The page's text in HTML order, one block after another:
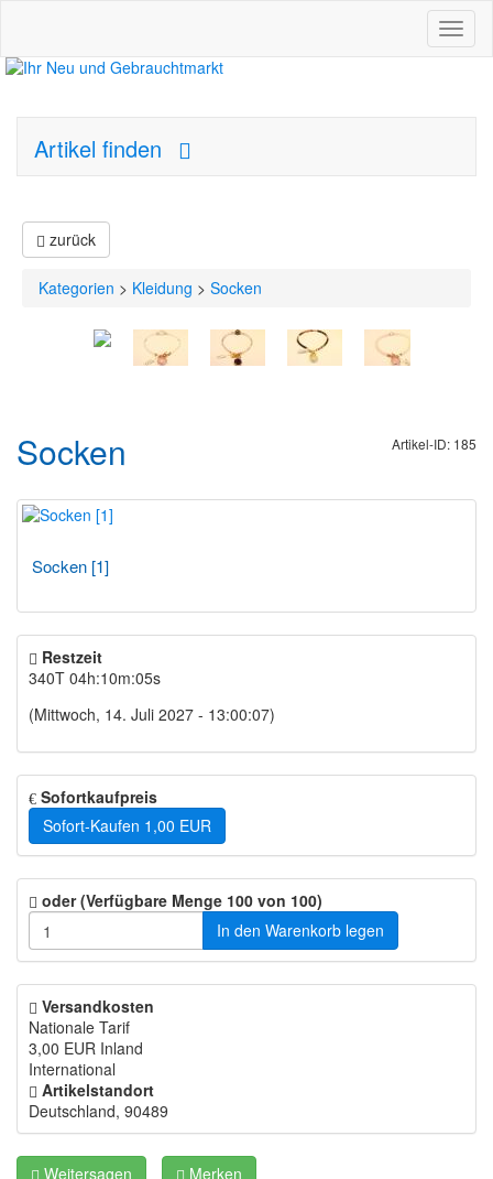
Artikel finden
zurück
Kategorien > Kleidung > Socken
Artikel-ID: 185
Socken
Socken [1]
Restzeit
340T 04h:10m:05s
(Mittwoch, 14. Juli 2027 - 13:00:07)
Sofortkaufpreis
Sofort-Kaufen 1,00 EUR
oder (Verfügbare Menge 100 von 100)
In den Warenkorb legen
Versandkosten
Nationale Tarif
3,00 EUR Inland
International
Artikelstandort
Deutschland, 90489
Weitersagen Merken